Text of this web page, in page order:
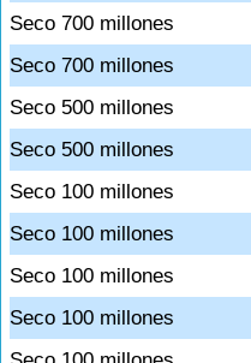
Seco 700 millones
Seco 700 millones
Seco 500 millones
Seco 500 millones
Seco 100 millones
Seco 100 millones
Seco 100 millones
Seco 100 millones